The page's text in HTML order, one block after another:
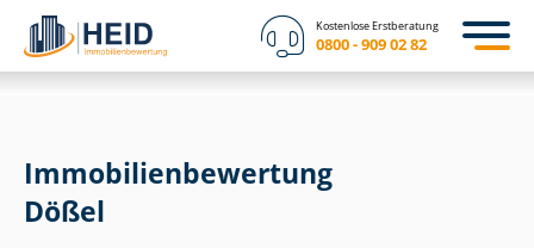
Kostenlose Erstberatung
0800 - 909 02 82
Immobilien­bewertung
Dößel